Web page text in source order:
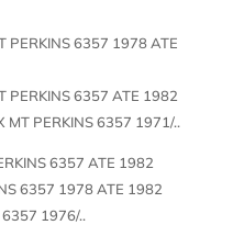
PERKINS 6357 1978 ATE
PERKINS 6357 ATE 1982
MT PERKINS 6357 1971/..
6357 ATE 1982
6357 1978 ATE 1982
6357 1976/..